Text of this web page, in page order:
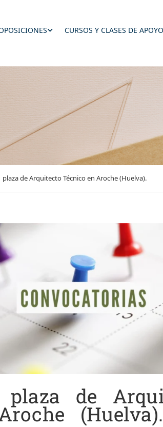
CURSOS Y CLASES DE APOYO
plaza de Arquitecto Técnico en Aroche (Huelva).
plaza de
(Huelva).